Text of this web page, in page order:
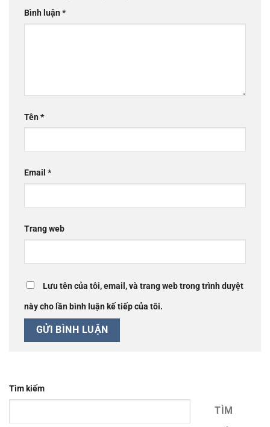
Bình luận*
Tên*
Email *
Trang web
Lưu tên của tôi, email, và trang web trong trình duyệt
này cho lần bình luận kế tiếp của tôi.
Tìm kiếm
TÌM